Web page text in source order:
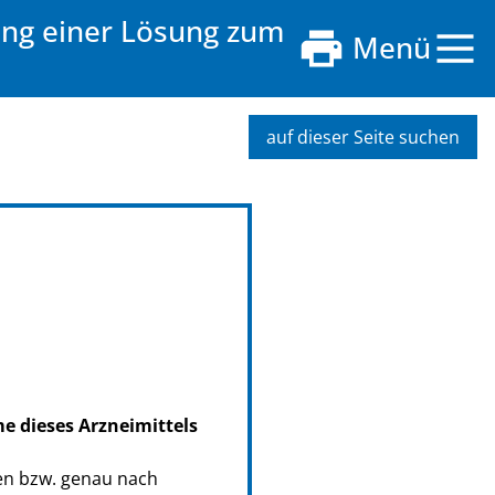
einer Lösung zum
Menü
auf dieser Seite suchen
dieses Arzneimittels
bzw. genau nach